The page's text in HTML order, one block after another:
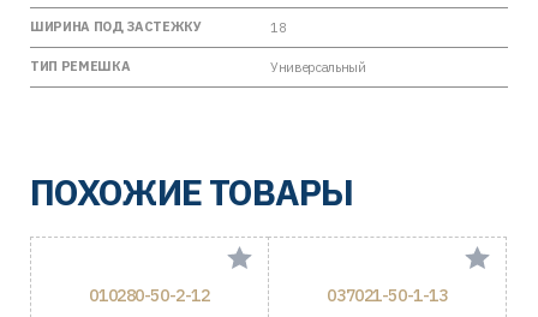
ШИРИНА ПОД ЗАСТЕЖКУ 18
ТИП РЕМЕШКА Универсальный
ПОХОЖИЕ ТОВАРЫ
010280-50-2-12 037021-50-1-13